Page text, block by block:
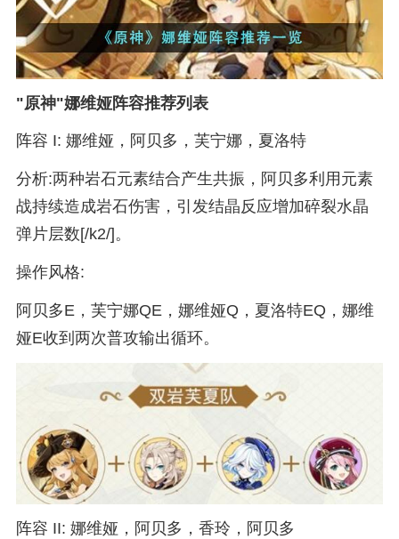
"原神"娜维娅阵容推荐列表
阵容 I: 娜维娅，阿贝多，芙宁娜，夏洛特
分析:两种岩石元素结合产生共振，阿贝多利用元素
战持续造成岩石伤害，引发结晶反应增加碎裂水晶
弹片层数[/k2/]。
操作风格:
阿贝多E，芙宁娜QE，娜维娅Q，夏洛特EQ，娜维
娅E收到两次普攻输出循环。
阵容 II: 娜维娅，阿贝多，香玲，阿贝多